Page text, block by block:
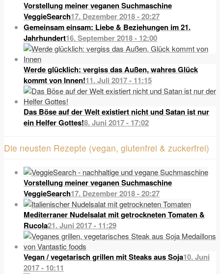
Vorstellung meiner veganen Suchmaschine
VeggieSearch17. Dezember 2018 - 20:27
Gemeinsam einsam: Liebe & Beziehungen im 21.
Jahrhundert16. September 2018 - 12:00
Werde glücklich: vergiss das Außen, wahres Glück
kommt von Innen!11. Juli 2017 - 11:15
Das Böse auf der Welt existiert nicht und Satan ist nur
ein Helfer Gottes!8. Juni 2017 - 17:02
Die neusten Rezepte (vegan, glutenfrei & zuckerfrei)
Vorstellung meiner veganen Suchmaschine
VeggieSearch17. Dezember 2018 - 20:27
Mediterraner Nudelsalat mit getrockneten Tomaten &
Rucola21. Juni 2017 - 11:29
Vegan / vegetarisch grillen mit Steaks aus Soja10. Juni
2017 - 10:11